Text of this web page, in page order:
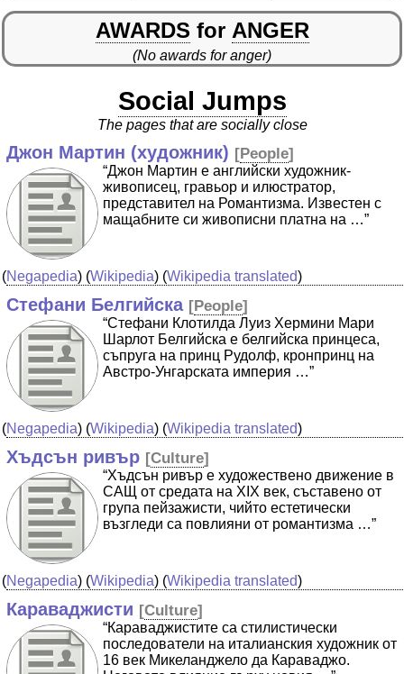
AWARDS for ANGER
(No awards for anger)
Social Jumps
The pages that are socially close
Джон Мартин (художник) [People]
“Джон Мартин е английски художник-
живописец, гравьор и илюстратор,
представител на Романтизма. Известен с
мащабните си живописни платна на …”
(Negapedia) (Wikipedia) (Wikipedia translated)
Стефани Белгийска [People]
“Стефани Клотилда Луиз Хермини Мари
Шарлот Белгийска е белгийска принцеса,
съпруга на принц Рудолф, кронпринц на
Австро-Унгарската империя …”
(Negapedia) (Wikipedia) (Wikipedia translated)
Хъдсън ривър [Culture]
“Хъдсън ривър е художествено движение в
САЩ от средата на XIX век, съставено от
група пейзажисти, чийто естетически
възгледи са повлияни от романтизма …”
(Negapedia) (Wikipedia) (Wikipedia translated)
Караваджисти [Culture]
“Караваджистите са стилистически
последователи на италианския художник от
16 век Микеланджело да Караваджо.